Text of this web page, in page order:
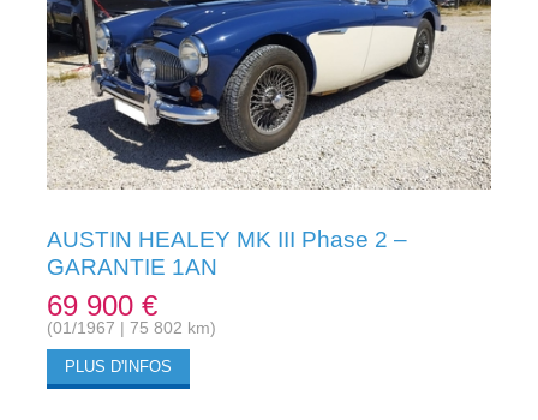
AUSTIN HEALEY MK III Phase 2 –
GARANTIE 1AN
69 900 €
(01/1967 | 75 802 km)
PLUS D'INFOS